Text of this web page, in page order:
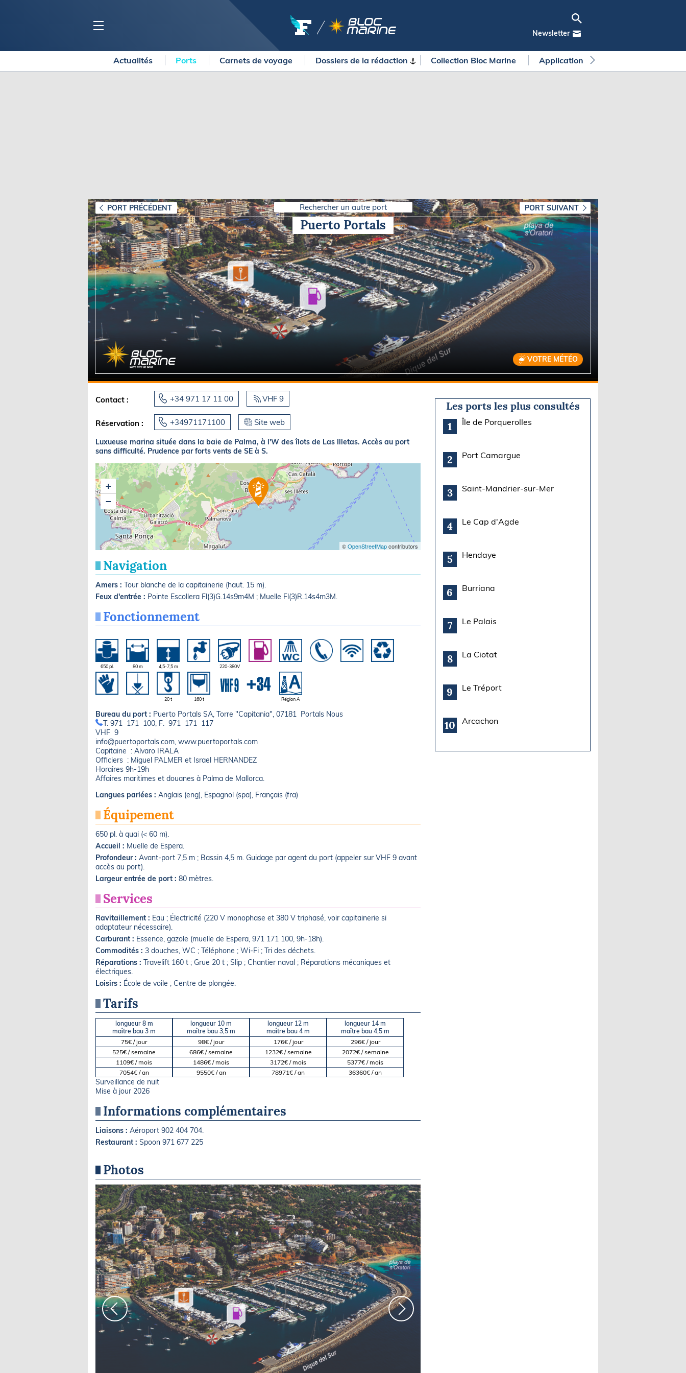
Newsletter
Voiliers
Bateaux à moteur
Equipements
Salons
Economie
Yachting
Transat Café l'Or
America's Cup
LOISIRS
Pêche en mer
Plongée
Glisse
La newsletter
METEO CONSULT Marine
Briefings
FLASH INFO
Actualités Ports Carnets de voyage Dossiers de la rédaction Collection Bloc Marine Application Bloc Marine
PORT PRÉCÉDENT Rechercher un autre port PORT SUIVANT
Puerto Portals
VOTRE MÉTÉO
Les ports les plus consultés
1
Île de Porquerolles
2 Port Camargue
3 Saint-Mandrier-sur-Mer
4 Le Cap d'Agde
5 Hendaye
6 Burriana
7 Le Palais
8 La Ciotat
9 Le Tréport
10 Arcachon
Contact : +34 971 17 11 00 VHF 9
Réservation : +34971171100 Site web
Luxueuse marina située dans la baie de Palma, à l'W des îlots de Las Illetas. Accès au port
sans difficulté. Prudence par forts vents de SE à S.
+
−
©OpenStreetMapcontributors
Navigation
Amers : Tour blanche de la capitainerie (haut. 15 m).
Feux d'entrée : Pointe Escollera Fl(3)G.14s9m4M ; Muelle Fl(3)R.14s4m3M.
Fonctionnement
650 pl. 80 m 4,5-7,5 m 220-380V
20 t 160 t Région A
Bureau du port : Puerto Portals SA, Torre "Capitania", 07181 Portals Nous
T. 971 171 100, F. 971 171 117
VHF 9
info@puertoportals.com, www.puertoportals.com
Capitaine : Alvaro IRALA
Officiers : Miguel PALMER et Israel HERNANDEZ
Horaires 9h-19h
Affaires maritimes et douanes à Palma de Mallorca.
Langues parlées : Anglais (eng), Espagnol (spa), Français (fra)
Équipement
650 pl. à quai (< 60 m).
Accueil : Muelle de Espera.
Profondeur : Avant-port 7,5 m ; Bassin 4,5 m. Guidage par agent du port (appeler sur VHF 9 avant
accès au port).
Largeur entrée de port : 80 mètres.
Services
Ravitaillement : Eau ; Électricité (220 V monophase et 380 V triphasé, voir capitainerie si
adaptateur nécessaire).
Carburant : Essence, gazole (muelle de Espera, 971 171 100, 9h-18h).
Commodités : 3 douches, WC ; Téléphone ; Wi-Fi ; Tri des déchets.
Réparations : Travelift 160 t ; Grue 20 t ; Slip ; Chantier naval ; Réparations mécaniques et
électriques.
Loisirs : École de voile ; Centre de plongée.
Tarifs
longueur 8 m
maître bau 3 m
75€ / jour
525€ / semaine
1109€ / mois
7054€ / an
longueur 10 m
maître bau 3,5 m
98€ / jour
686€ / semaine
1486€ / mois
9550€ / an
longueur 12 m
maître bau 4 m
176€ / jour
1232€ / semaine
3172€ / mois
78971€ / an
longueur 14 m
maître bau 4,5 m
296€ / jour
2072€ / semaine
5377€ / mois
36360€ / an
Surveillance de nuit
Mise à jour 2026
Informations complémentaires
Liaisons : Aéroport 902 404 704.
Restaurant : Spoon 971 677 225
Photos